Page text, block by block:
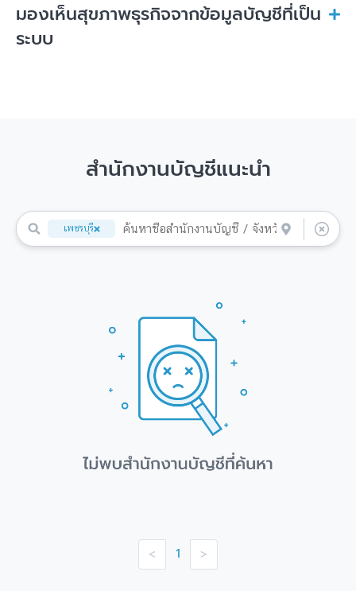
มองเห็นสุขภาพธุรกิจจากข้อมูลบัญชีที่เป็น
ระบบ
สำนักงานบัญชีแนะนำ
เพชรบุรี
< 1 >